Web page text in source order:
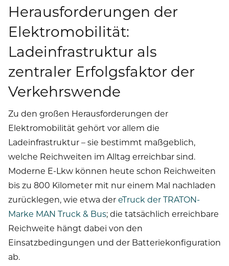
Herausforderungen der
Elektromobilität:
Ladeinfrastruktur als
zentraler Erfolgsfaktor der
Verkehrswende
Zu den großen Herausforderungen der
Elektromobilität gehört vor allem die
Ladeinfrastruktur – sie bestimmt maßgeblich,
welche Reichweiten im Alltag erreichbar sind.
Moderne E-Lkw können heute schon Reichweiten
bis zu 800 Kilometer mit nur einem Mal nachladen
zurücklegen, wie etwa dereTruck der TRATON-
Marke MAN Truck & Bus; die tatsächlich erreichbare
Reichweite hängt dabei von den
Einsatzbedingungen und der Batteriekonfiguration
ab.